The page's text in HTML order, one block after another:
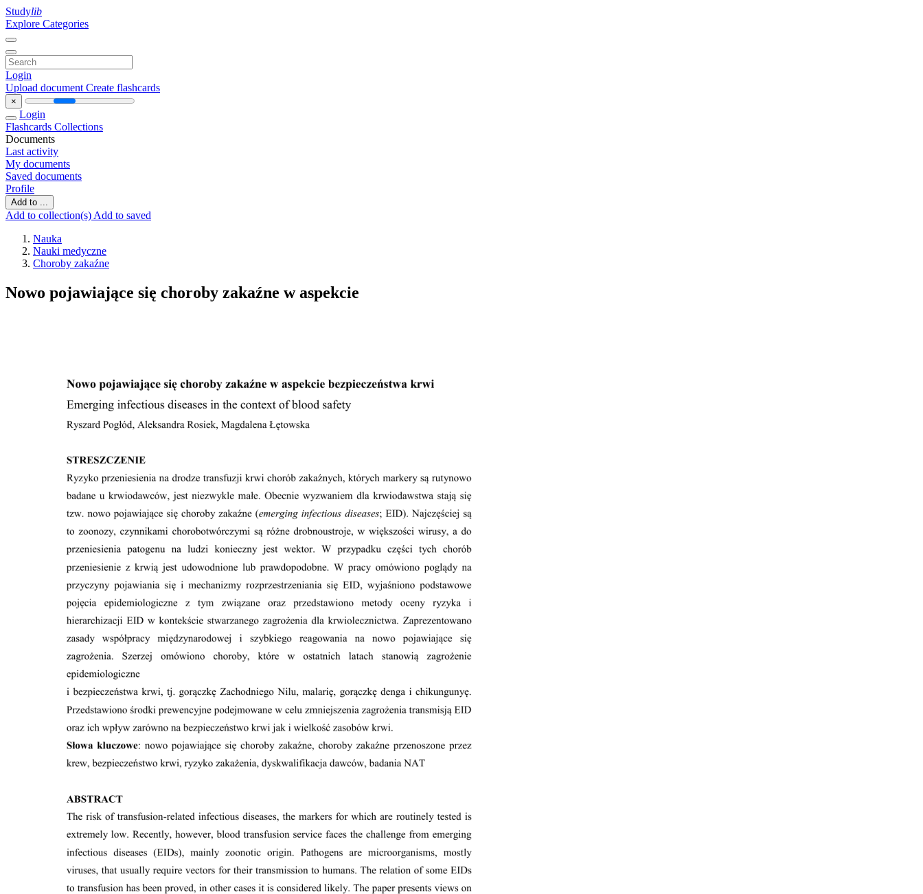
Studylib
Explore Categories
Login
Upload document Create flashcards
×
Login
Flashcards Collections
Documents
Last activity
My documents
Saved documents
Profile
Add to ...
Add to collection(s) Add to saved
Nauka
Nauki medyczne
Choroby zakaźne
Nowo pojawiające się choroby zakaźne w aspekcie